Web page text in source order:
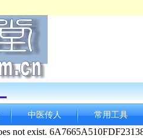
中医传人 常用工具